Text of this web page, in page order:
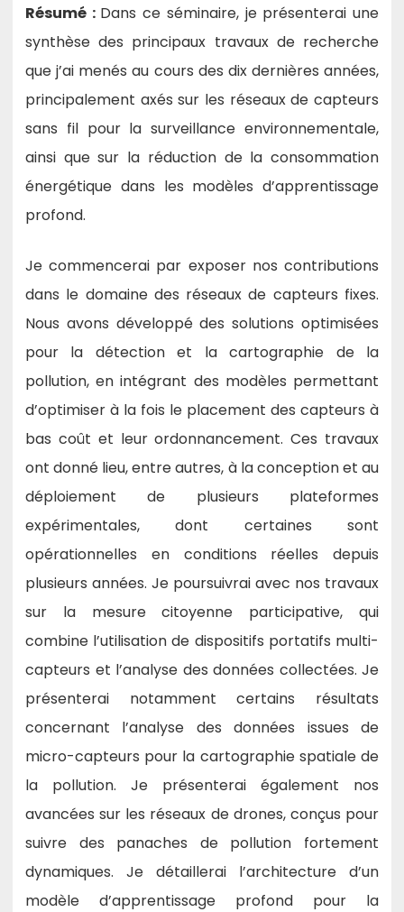
Cost
Wireless
Sensor
Networks
to
Energy-
On-
Deep
Learning
Résumé : Dans ce séminaire, je présenterai une
synthèse des principaux travaux de recherche
que j’ai menés au cours des dix dernières années,
principalement axés sur les réseaux de capteurs
sans fil pour la surveillance environnementale,
ainsi que sur la réduction de la consommation
énergétique dans les modèles d’apprentissage
profond.
Je commencerai par exposer nos contributions
dans le domaine des réseaux de capteurs fixes.
Nous avons développé des solutions optimisées
pour la détection et la cartographie de la
pollution, en intégrant des modèles permettant
d’optimiser à la fois le placement des capteurs à
bas coût et leur ordonnancement. Ces travaux
ont donné lieu, entre autres, à la conception et au
déploiement de plusieurs plateformes
expérimentales, dont certaines sont
opérationnelles en conditions réelles depuis
plusieurs années. Je poursuivrai avec nos travaux
sur la mesure citoyenne participative, qui
combine l’utilisation de dispositifs portatifs multi-
capteurs et l’analyse des données collectées. Je
présenterai notamment certains résultats
concernant l’analyse des données issues de
micro-capteurs pour la cartographie spatiale de
la pollution. Je présenterai également nos
avancées sur les réseaux de drones, conçus pour
suivre des panaches de pollution fortement
dynamiques. Je détaillerai l’architecture d’un
modèle d’apprentissage profond pour la